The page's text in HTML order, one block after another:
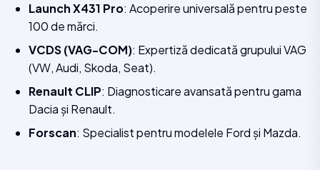
Launch X431 Pro: Acoperire universală pentru peste
100 de mărci.
VCDS (VAG-COM): Expertiză dedicată grupului VAG
(VW, Audi, Skoda, Seat).
Renault CLIP: Diagnosticare avansată pentru gama
Dacia și Renault.
Forscan: Specialist pentru modelele Ford și Mazda.